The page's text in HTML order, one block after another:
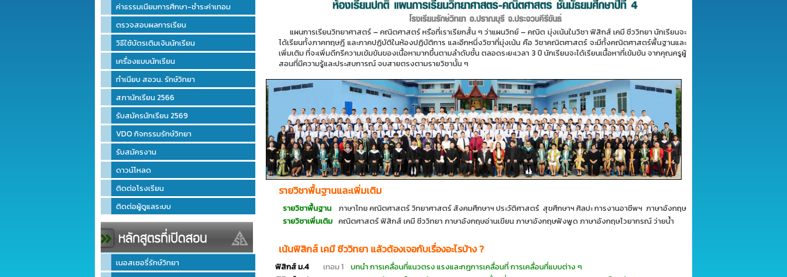
ค่าธรรมเนียมการศึกษา-ชำระค่าเทอม
ตรวจสอบผลการเรียน
วิธีใช้บัตรเติมเงินนักเรียน
เครื่องแบบนักเรียน
ทำเนียบ สอวน. รักษ์วิทยา
สภานักเรียน 2566
รับสมัครนักเรียน 2569
VDO กิจกรรมรักษ์วิทยา
รับสมัครงาน
ดาวน์โหลด
ติดต่อโรงเรียน
ติดต่อผู้ดูแลระบบ
เนอสเซอรี่รักษ์วิทยา
แผนการเรียนวิทยาศาสตร์ – คณิตศาสตร์ หรือที่เราเรียกสั้น ๆ ว่าแผนวิทย์ – คณิต มุ่งเน้นในวิชา ฟิสิกส์ เคมี ชีววิทยา นักเรียนจะ
ได้เรียนทั้งภาคทฤษฎี และภาคปฏิบัติในห้องปฏิบัติการ และอีกหนึ่งวิชาที่มุ่งเน้น คือ วิชาคณิตศาสตร์ จะมีทั้งคณิตศาสตร์พื้นฐานและ
เพิ่มเติม ที่จะเพิ่มดีกรีความเข้มข้นของเนื้อหามากขึ้นตามลำดับชั้น ตลอดระยะเวลา 3 ปี นักเรียนจะได้เรียนเนื้อหาที่เข้มข้น จากคุณครูผู้
สอนที่มีความรู้และประสบการณ์ จบสายตรงตามรายวิชานั้น ๆ
รายวิชาพื้นฐานและเพิ่มเติม
รายวิชาพื้นฐาน ภาษาไทย คณิตศาสตร์ วิทยาศาสตร์ สังคมศึกษาฯ ประวัติศาสตร์ สุขศึกษาฯ ศิลปะ การงานอาชีพฯ ภาษาอังกฤษ
รายวิชาเพิ่มเติม คณิตศาสตร์ ฟิสิกส์ เคมี ชีววิทยา ภาษาอังกฤษอ่านเขียน ภาษาอังกฤษฟังพูด ภาษาอังกฤษไวยากรณ์ ว่ายน้ำ
เน้นฟิสิกส์ เคมี ชีววิทยา แล้วต้องเจอกับเรื่องอะไรบ้าง?
ฟิสิกส์ ม.4 เทอม 1
บทนำ การเคลื่อนที่แนวตรง แรงและกฎการเคลื่อนที่ การเคลื่อนที่แบบต่าง ๆ